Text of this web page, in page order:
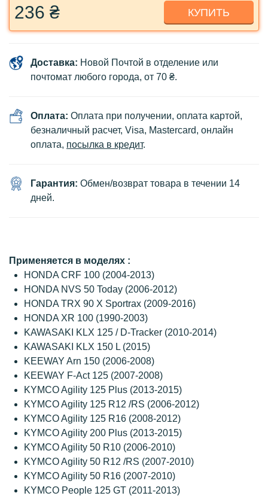
236 ₴ КУПИТЬ
Доставка: Новой Почтой в отделение или
почтомат любого города, от 70 ₴.
Оплата: Оплата при получении, оплата картой,
безналичный расчет, Visa, Mastercard, онлайн
оплата, посылка в кредит.
Гарантия: Обмен/возврат товара в течении 14
дней.
Применяется в моделях :
HONDA CRF 100 (2004-2013)
HONDA NVS 50 Today (2006-2012)
HONDA TRX 90 X Sportrax (2009-2016)
HONDA XR 100 (1990-2003)
KAWASAKI KLX 125 / D-Tracker (2010-2014)
KAWASAKI KLX 150 L (2015)
KEEWAY Arn 150 (2006-2008)
KEEWAY F-Act 125 (2007-2008)
KYMCO Agility 125 Plus (2013-2015)
KYMCO Agility 125 R12 /RS (2006-2012)
KYMCO Agility 125 R16 (2008-2012)
KYMCO Agility 200 Plus (2013-2015)
KYMCO Agility 50 R10 (2006-2010)
KYMCO Agility 50 R12 /RS (2007-2010)
KYMCO Agility 50 R16 (2007-2010)
KYMCO People 125 GT (2011-2013)